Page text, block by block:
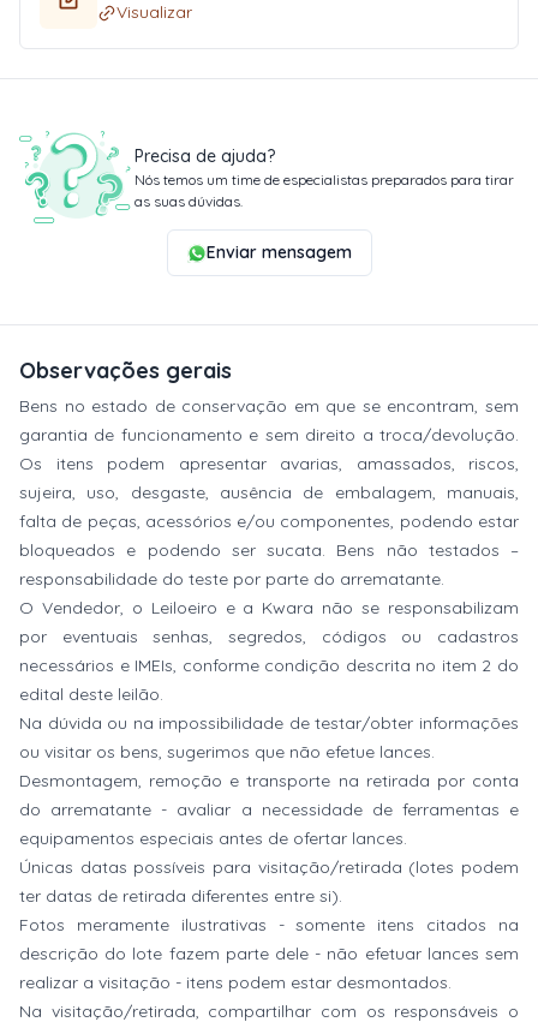
Visualizar
Precisa de ajuda?
Nós temos um time de especialistas preparados para tirar
as suas dúvidas.
Enviar mensagem
Observações gerais
Bens no estado de conservação em que se encontram, sem
garantia de funcionamento e sem direito a troca/devolução.
Os itens podem apresentar avarias, amassados, riscos,
sujeira, uso, desgaste, ausência de embalagem, manuais,
falta de peças, acessórios e/ou componentes, podendo estar
bloqueados e podendo ser sucata. Bens não testados –
responsabilidade do teste por parte do arrematante.
O Vendedor, o Leiloeiro e a Kwara não se responsabilizam
por eventuais senhas, segredos, códigos ou cadastros
necessários e IMEIs, conforme condição descrita no item 2 do
edital deste leilão.
Na dúvida ou na impossibilidade de testar/obter informações
ou visitar os bens, sugerimos que não efetue lances.
Desmontagem, remoção e transporte na retirada por conta
do arrematante - avaliar a necessidade de ferramentas e
equipamentos especiais antes de ofertar lances.
Únicas datas possíveis para visitação/retirada (lotes podem
ter datas de retirada diferentes entre si).
Fotos meramente ilustrativas - somente itens citados na
descrição do lote fazem parte dele - não efetuar lances sem
realizar a visitação - itens podem estar desmontados.
Na visitação/retirada, compartilhar com os responsáveis o